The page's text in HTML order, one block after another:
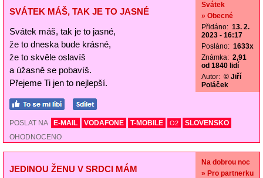
SVÁTEK MÁŠ, TAK JE TO JASNÉ
Svátek máš, tak je to jasné,
že to dneska bude krásné,
že to skvěle oslavíš
a úžasně se pobavíš.
Přejeme Ti jen to nejlepší.
Svátek
» Obecné
Přidáno: 13. 2.
2023 - 16:17
Posláno: 1633x
Známka: 2,91
od 1840 lidí
Autor: © Jiří
Poláček
POSLAT NA E-MAIL VODAFONE T-MOBILE O2
SLOVENSKO
OHODNOCENO
JEDINOU ŽENU V SRDCI MÁM
Na dobrou noc
» Pro partnerku